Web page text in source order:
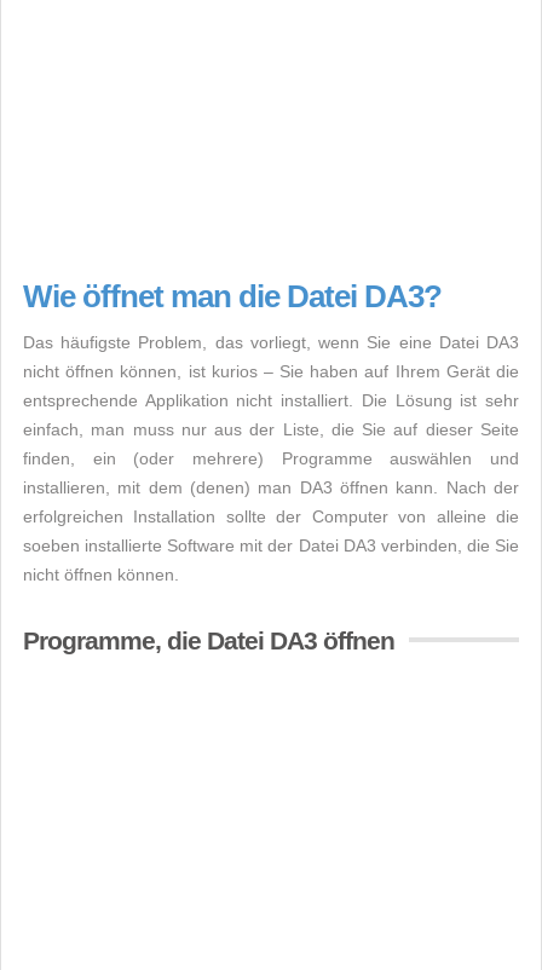
Wie öffnet man die Datei DA3?
Das häufigste Problem, das vorliegt, wenn Sie eine Datei DA3
nicht öffnen können, ist kurios – Sie haben auf Ihrem Gerät die
entsprechende Applikation nicht installiert. Die Lösung ist sehr
einfach, man muss nur aus der Liste, die Sie auf dieser Seite
finden, ein (oder mehrere) Programme auswählen und
installieren, mit dem (denen) man DA3 öffnen kann. Nach der
erfolgreichen Installation sollte der Computer von alleine die
soeben installierte Software mit der Datei DA3 verbinden, die Sie
nicht öffnen können.
Programme, die Datei DA3 öffnen